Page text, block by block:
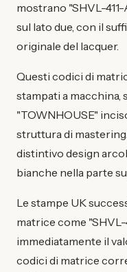
mostrano "SHVL-
sul lato due, con il
originale del lacquer.
Questi codici di
stampati a macchina,
"TOWNHOUSE"
struttura di
distintivo design
bianche nella parte
Le stampe UK
matrice come
immediatamente il
codici di matrice